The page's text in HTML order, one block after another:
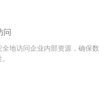
问
全地访问企业内部资源，确保数